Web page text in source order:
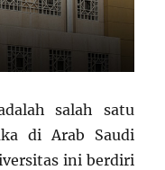
salah satu
di Arab Saudi
ini berdiri